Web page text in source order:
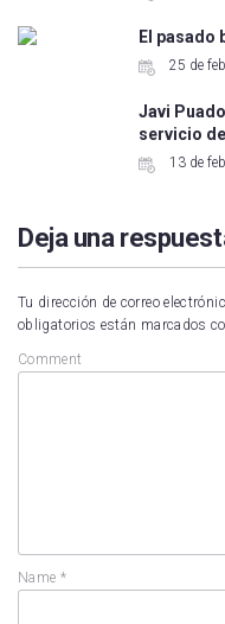
El pasado
25 de
Javi
servicio
13 de
Deja una
Tu dirección de correo
obligatorios están marcados
Comment
Name *